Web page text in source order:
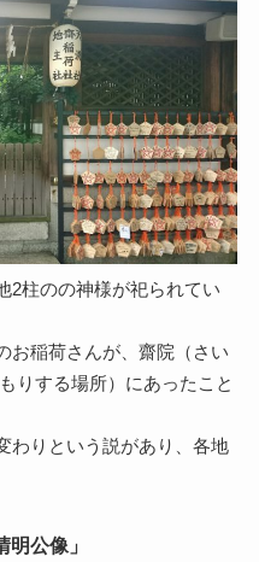
2柱のの神様が祀られてい
お稲荷さんが、齋院（さい
りする場所）にあったこと
わりという説があり、各地
公像」